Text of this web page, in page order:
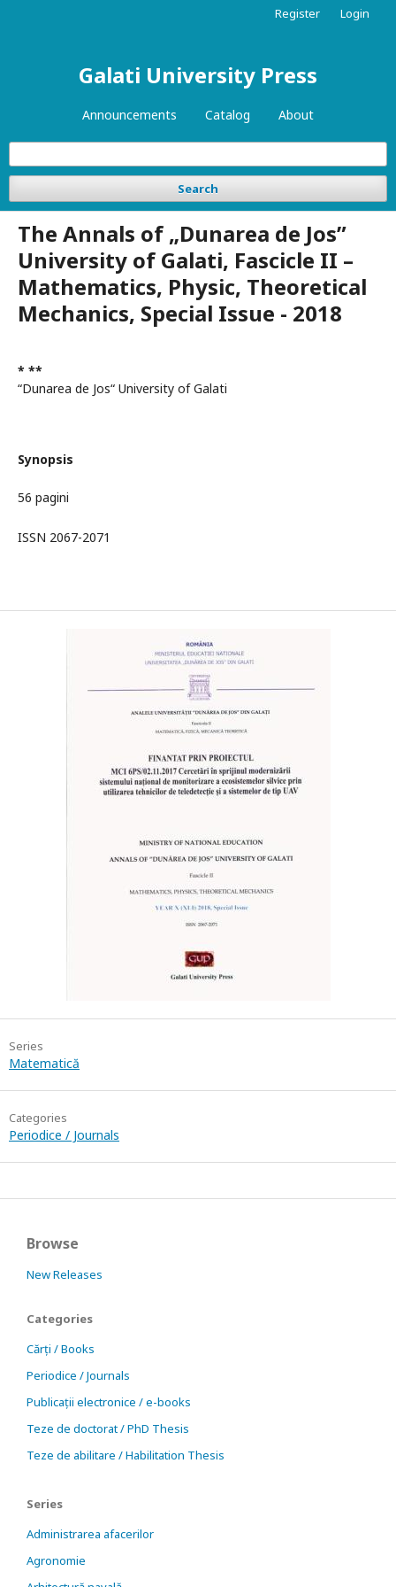
Galati University Press
Announcements Catalog About
Search
Register Login
The Annals of „Dunarea de Jos”
University of Galati, Fascicle II –
Mathematics, Physic, Theoretical
Mechanics, Special Issue - 2018
* **
“Dunarea de Jos“ University of Galati
Synopsis
56 pagini
ISSN 2067-2071
Series
Matematică
Categories
Periodice / Journals
Browse
New Releases
Categories
Cărți / Books
Periodice / Journals
Publicații electronice / e-books
Teze de doctorat / PhD Thesis
Teze de abilitare / Habilitation Thesis
Series
Administrarea afacerilor
Agronomie